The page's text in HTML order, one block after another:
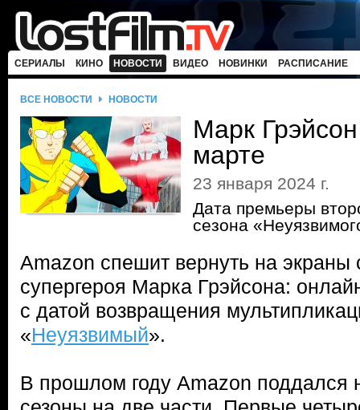
СЕРИАЛЫ КИНО НОВОСТИ ВИДЕО НОВИНКИ РАСПИСАНИЕ
ВСЕ НОВОСТИ НОВОСТИ
Марк
марте
23 января 2024 г.
Дата премьеры
сезона
Amazon спешит вернуть на экраны
супергероя Марка Грэйсона:
с датой возвращения
«Неуязвимый».
В прошлом году Amazon поддался